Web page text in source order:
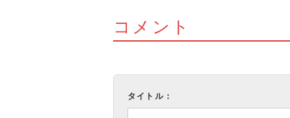
コメント
タイトル：